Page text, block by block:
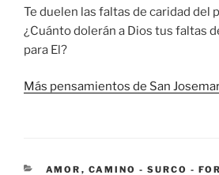
Te duelen las faltas de caridad del
¿Cuánto dolerán a Dios tus faltas
para El?
Más pensamientos de San
CATEGORÍAS
AMOR , CAMINO - SURCO -